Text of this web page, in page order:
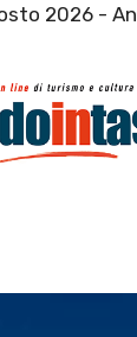
2026 -